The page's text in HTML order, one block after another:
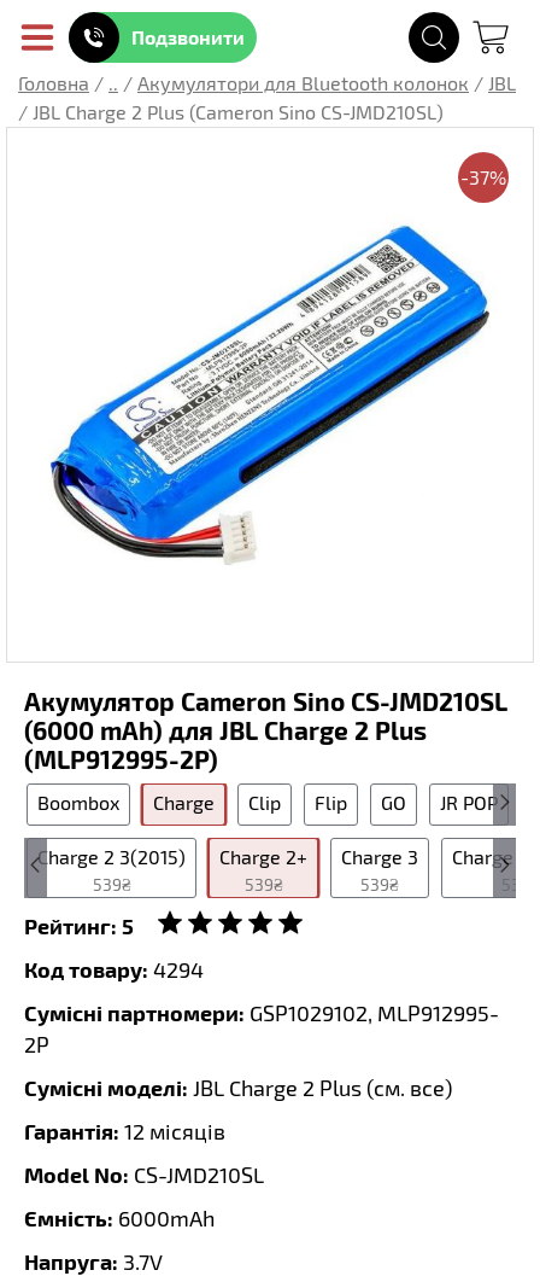
Подзвонити
Головна / .. / Акумулятори для Bluetooth колонок / JBL
/ JBL Charge 2 Plus (Cameron Sino CS-JMD210SL)
-37%
Акумулятор Cameron Sino CS-JMD210SL
(6000 mAh) для JBL Charge 2 Plus
(MLP912995-2P)
Boombox Charge Clip Flip GO JR POP
Charge 2 3(2015)
539₴
Charge 2+
539₴
Charge 3
539₴
Charge 3
539₴
Рейтинг: 5
Код товару: 4294
Сумісні партномери: GSP1029102, MLP912995-
2P
Сумісні моделі: JBL Charge 2 Plus (см. все)
Гарантія: 12 місяців
Model No: CS-JMD210SL
Ємність: 6000mAh
Напруга: 3.7V